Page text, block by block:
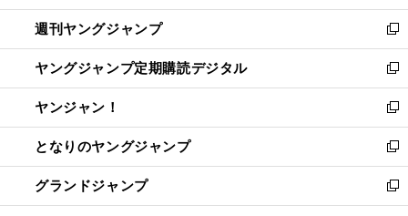
開
く
ウ
で
開
く
ン
ド
ウ
で
開
く
ウ
ィ
ン
ド
ウ
で
開
く
週刊ヤングジャンプ
新
し
い
ウ
ィ
ン
ド
ウ
で
開
ヤングジャンプ定期購読デジタル
新
し
い
ウ
ィ
ン
ド
ウ
ヤンジャン！
新
し
い
ウ
ィ
ン
となりのヤングジャンプ
新
し
い
ウ
グランドジャンプ
新
し